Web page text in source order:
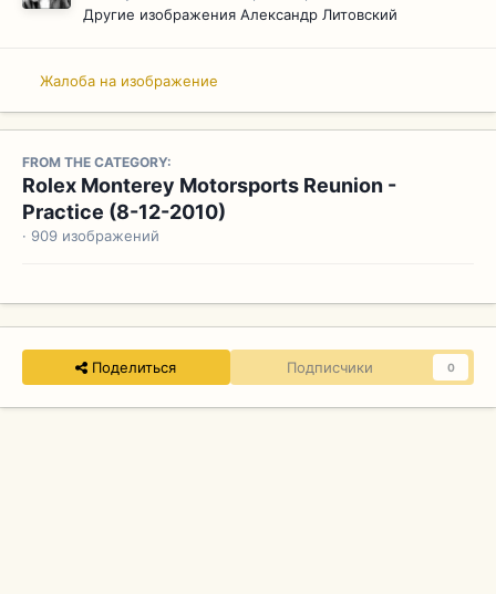
Другие изображения Александр Литовский
Жалоба на изображение
FROM THE CATEGORY:
Rolex Monterey Motorsports Reunion -
Practice (8-12-2010)
· 909 изображений
Поделиться Подписчики 0